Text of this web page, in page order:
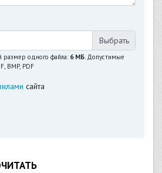
размер одного файла: 6 МБ. Допустимые
BMP, PDF
сайта